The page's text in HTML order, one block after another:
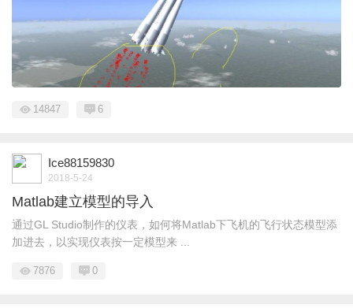
14847 6
Ice88159830
2018-5-24
Matlab建立模型的导入
通过GL Studio制作的仪表，如何将Matlab下飞机的飞行状态模型添
加进去，以实现仪表按一定模型来 ...
7876 0